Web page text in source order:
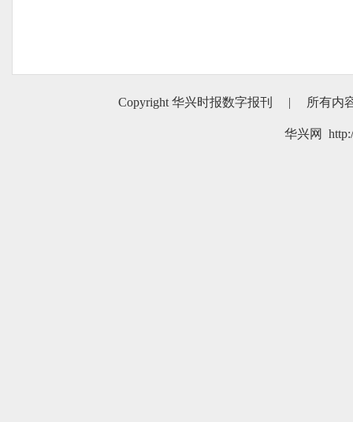
Copyright 华兴时报数字报刊 | 所有内
华兴网